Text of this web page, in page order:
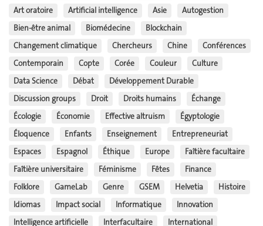
Art oratoire
Artificial intelligence Asie
Autogestion
Bien-être animal
Biomédecine
Blockchain
Changement climatique
Chercheurs Chine
Conférences
Contemporain
Copte Corée Couleur
Culture
Data Science
Débat
Développement Durable
Discussion groups
Droit Droits humains
Échange
Écologie
Économie Effective altruism
Égyptologie
Éloquence
Enfants Enseignement
Entrepreneuriat
Espaces
Espagnol Éthique Europe
Faîtière facultaire
Faîtière universitaire
Féminisme Fêtes
Finance
Folklore
GameLab Genre GSEM Helvetia
Histoire
Idiomas
Impact social Informatique
Innovation
Intelligence artificielle
Interfacultaire
International